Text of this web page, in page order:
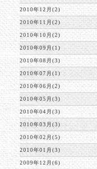
2010年12月(2)
2010年11月(2)
2010年10月(2)
2010年09月(1)
2010年08月(3)
2010年07月(1)
2010年06月(2)
2010年05月(3)
2010年04月(3)
2010年03月(3)
2010年02月(5)
2010年01月(3)
2009年12月(6)